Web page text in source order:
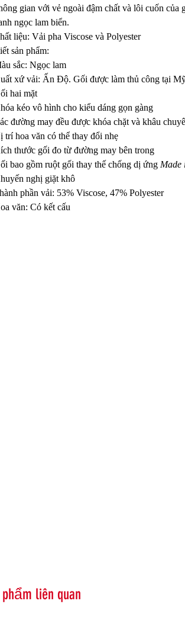
gian với vẻ ngoài đậm chất và lôi cuốn của
ngọc lam biển.
liệu: Vải pha Viscose và Polyester
sản phẩm:
sắc: Ngọc lam
xứ vải: Ấn Độ. Gối được làm thủ công tại
hai mặt
kéo vô hình cho kiểu dáng gọn gàng
đường may đều được khóa chặt và khâu
trí hoa văn có thể thay đổi nhẹ
thước gối đo từ đường may bên trong
bao gồm ruột gối thay thế chống dị ứng Made
nghị giặt khô
phần vải: 53% Viscose, 47% Polyester
văn: Có kết cấu
liên quan